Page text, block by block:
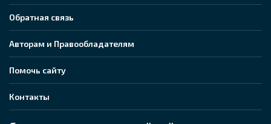
Обратная связь
Авторам и Правообладателям
Помочь сайту
Контакты